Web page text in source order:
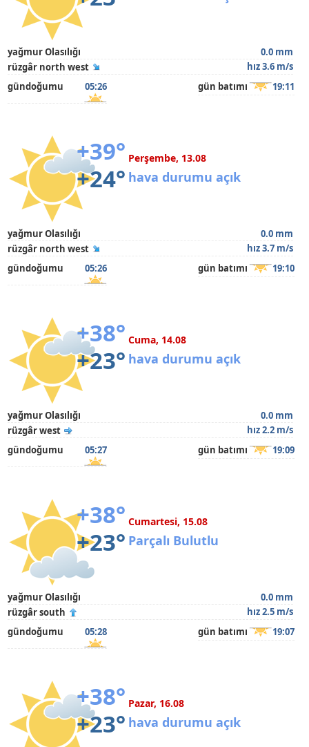
yağmur Olasılığı
0.0 mm
rüzgâr north west
hız 3.6 m/s
gündoğumu
05:26 gün batımı 19:11
+39°
+24°
Perşembe, 13.08
hava durumu açık
yağmur Olasılığı
0.0 mm
rüzgâr north west
hız 3.7 m/s
gündoğumu
05:26 gün batımı 19:10
+38°
+23°
Cuma, 14.08
hava durumu açık
yağmur Olasılığı
0.0 mm
rüzgâr west
hız 2.2 m/s
gündoğumu
05:27 gün batımı 19:09
+38°
+23°
Cumartesi, 15.08
Parçalı Bulutlu
yağmur Olasılığı
0.0 mm
rüzgâr south
hız 2.5 m/s
gündoğumu
05:28 gün batımı 19:07
+38°
+23°
Pazar, 16.08
hava durumu açık